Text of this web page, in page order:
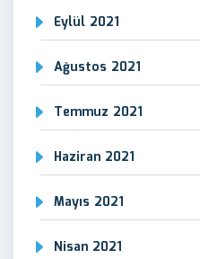
Eylül 2021
Ağustos 2021
Temmuz 2021
Haziran 2021
Mayıs 2021
Nisan 2021